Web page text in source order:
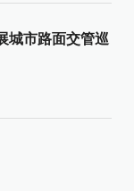
城市路面交管巡